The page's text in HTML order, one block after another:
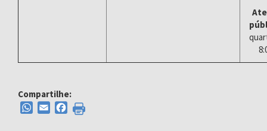
Compartilhe:
WhatsApp
EmailFacebook